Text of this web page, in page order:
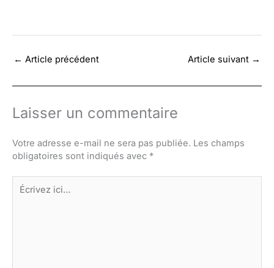
← Article précédent Article suivant →
Laisser un commentaire
Votre adresse e-mail ne sera pas publiée. Les champs
obligatoires sont indiqués avec *
Écrivez
ici…